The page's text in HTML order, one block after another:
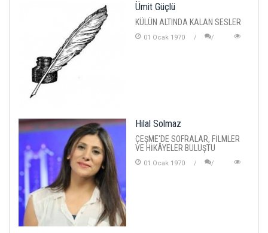
Ümit Güçlü
KÜLÜN ALTINDA KALAN SESLER
01 Ocak 1970
Hilal Solmaz
ÇEŞME'DE SOFRALAR, FİLMLER
VE HİKÂYELER BULUŞTU
01 Ocak 1970